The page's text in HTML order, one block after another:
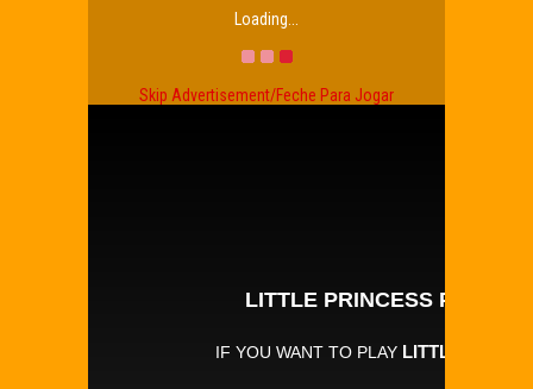
Loading...
Skip Advertisement/Feche Para Jogar